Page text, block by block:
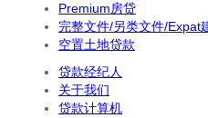
Premium房贷
完整文件/另类文件/Expat
空置土地贷款
贷款经纪人
关于我们
贷款计算机